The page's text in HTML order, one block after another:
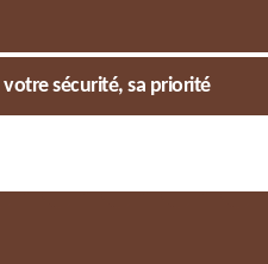
sécurité, sa priorité